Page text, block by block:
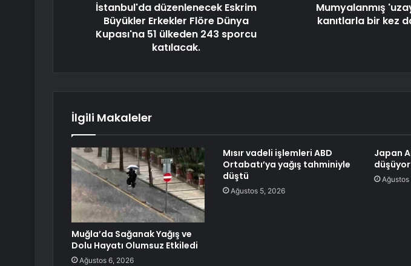
İstanbul'da düzenlenecek Eskrim
Büyükler Erkekler Flöre Dünya
Kupası'na 51 ülkeden 243 sporcu
katılacak.
Mumyalanmış
kanıtlarla bir kez
İlgili Makaleler
Muğla’da Sağanak Yağış ve
Dolu Hayatı Olumsuz Etkiledi
Ağustos 6, 2026
Mısır vadeli işlemleri ABD
Ortabatı’ya yağış tahminiyle
düştü
Ağustos 5, 2026
Japan